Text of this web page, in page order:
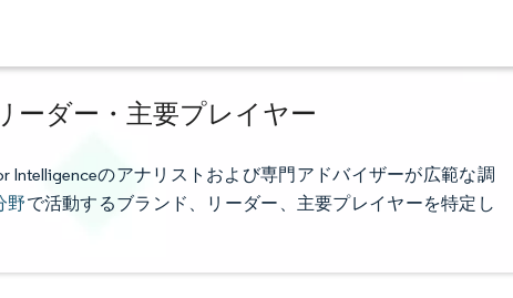
ーダー・主要プレイヤー
のアナリストおよび専門アドバイザーが広範な調
野で活動するブランド、リーダー、主要プレイヤーを特定し